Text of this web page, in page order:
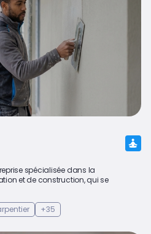
spécialisée dans la
et de construction, qui se
+35